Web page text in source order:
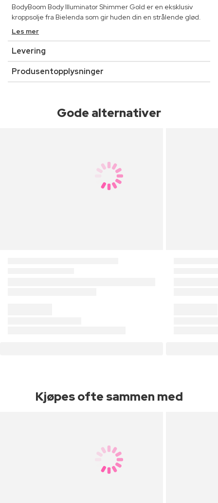
BodyBoom Body Illuminator Shimmer Gold er en eksklusiv
kroppsolje fra Bielenda som gir huden din en strålende glød.
Les mer
Levering
Produsentopplysninger
Gode alternativer
Kjøpes ofte sammen med